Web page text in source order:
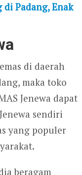
di Padang, Enak
di daerah
maka toko
Jenewa dapat
sendiri
yang populer
beragam